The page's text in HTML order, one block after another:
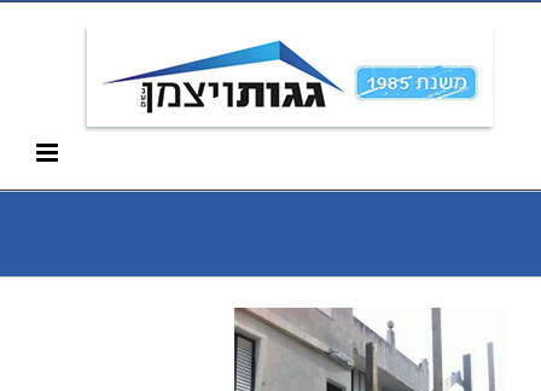
Skip
content